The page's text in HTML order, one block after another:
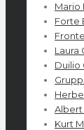
Mario
Forte
Laura
Duilio
Albert
Kurt